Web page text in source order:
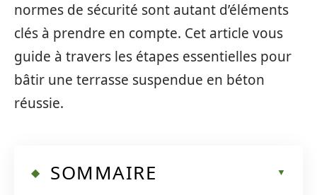
normes de sécurité sont autant d’éléments
clés à prendre en compte. Cet article vous
guide à travers les étapes essentielles pour
bâtir une terrasse suspendue en béton
réussie.
SOMMAIRE